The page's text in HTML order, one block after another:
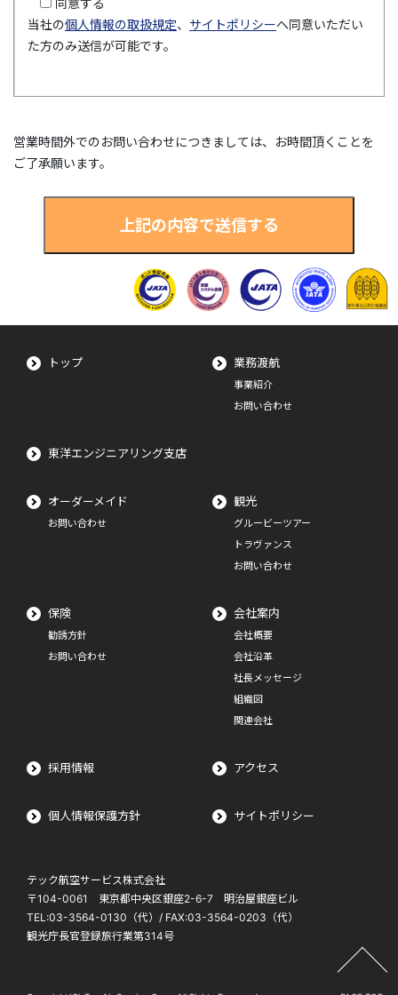
同意する
当社の個人情報の取扱規定、 サイトポリシーへ同意いただい
た方のみ送信が可能です。
営業時間外でのお問い合わせにつきましては、お時間頂くことを
ご了承願います。
トップ 業務渡航
事業紹介
お問い合わせ
東洋エンジニアリング支店
オーダーメイド
お問い合わせ
観光
グルービーツアー
トラヴァンス
お問い合わせ
保険
勧誘方針
お問い合わせ
会社案内
会社概要
会社沿革
社長メッセージ
組織図
関連会社
採用情報 アクセス
個人情報保護方針 サイトポリシー
テック航空サービス株式会社
〒104-0061 東京都中央区銀座2-6-7 明治屋銀座ビル
TEL:03-3564-0130（代）/ FAX:03-3564-0203（代）
観光庁長官登録旅行業第314号